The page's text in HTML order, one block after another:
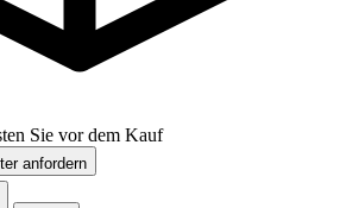
Sie vor dem Kauf
anfordern